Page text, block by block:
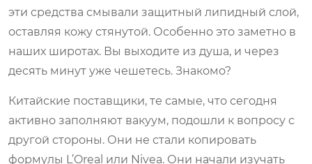
эти средства смывали защитный липидный слой,
оставляя кожу стянутой. Особенно это заметно в
наших широтах. Вы выходите из душа, и через
десять минут уже чешетесь. Знакомо?
Китайские поставщики, те самые, что сегодня
активно заполняют вакуум, подошли к вопросу с
другой стороны. Они не стали копировать
формулы L’Oreal или Nivea. Они начали изучать